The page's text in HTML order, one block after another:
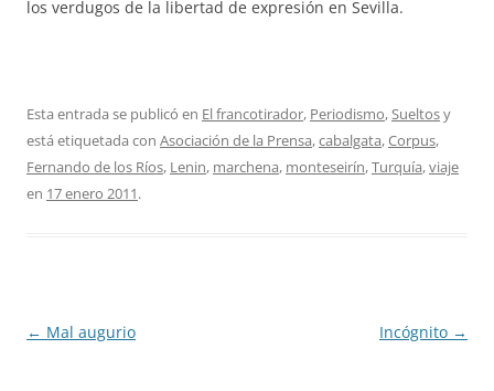
los verdugos de la libertad de expresión en Sevilla.
Esta entrada se publicó en El francotirador, Periodismo,Sueltosy
está etiquetada con Asociación de la Prensa,cabalgata,Corpus,
Fernando de los Ríos, Lenin, marchena, monteseirín,Turquía,viaje
en 17 enero 2011.
Navegación
← Mal augurio Incógnito →